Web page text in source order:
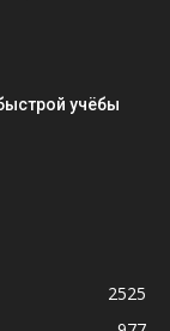
учёбы
2525